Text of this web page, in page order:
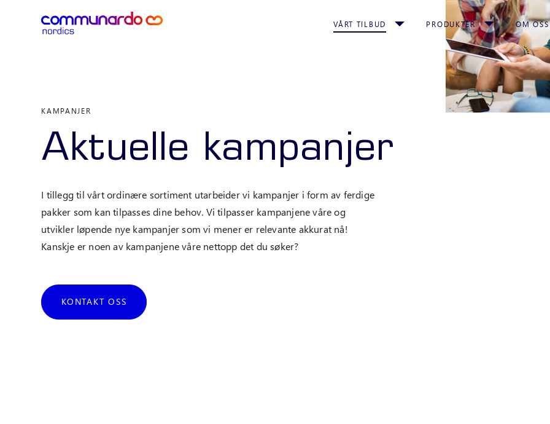
VÅRT TILBUD PRODUKTER OM OSS
KAMPANJER
Aktuelle kampanjer
I tillegg til vårt ordinære sortiment utarbeider vi kampanjer i form av ferdige
pakker som kan tilpasses dine behov. Vi tilpasser kampanjene våre og
utvikler løpende nye kampanjer som vi mener er relevante akkurat nå!
Kanskje er noen av kampanjene våre nettopp det du søker?
KONTAKT OSS